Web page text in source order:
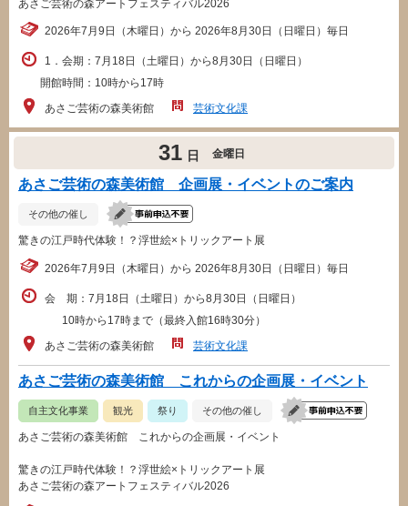
あさご芸術の森アートフェスティバル2026
2026年7月9日（木曜日）から 2026年8月30日（日曜日）毎日
1．会期：7月18日（土曜日）から8月30日（日曜日）
開館時間：10時から17時
あさご芸術の森美術館
芸術文化課
31 日 金曜日
あさご芸術の森美術館 企画展・イベントのご案内
その他の催し
驚きの江戸時代体験！？浮世絵×トリックアート展
2026年7月9日（木曜日）から 2026年8月30日（日曜日）毎日
会 期：7月18日（土曜日）から8月30日（日曜日）
10時から17時まで（最終入館16時30分）
あさご芸術の森美術館
芸術文化課
あさご芸術の森美術館 これからの企画展・イベント
自主文化事業 観光 祭り その他の催し
あさご芸術の森美術館 これからの企画展・イベント
驚きの江戸時代体験！？浮世絵×トリックアート展
あさご芸術の森アートフェスティバル2026